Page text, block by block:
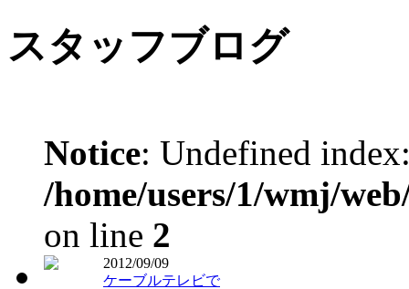
スタッフブログ
Notice: Undefined
/home/users/1/wmj/
on line 2
2012/09/09
ケーブルテレビで